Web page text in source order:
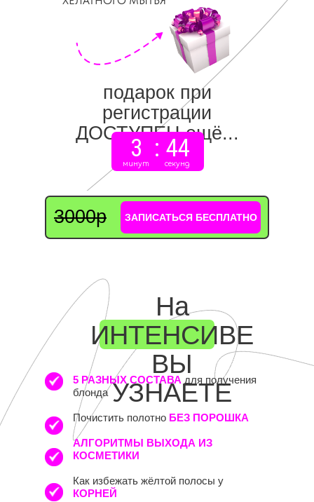
подарок при
регистрации
ДОСТУПЕН ещё...
3
минут
: 44
секунд
3000р ЗАПИСАТЬСЯ БЕСПЛАТНО
5 РАЗНЫХ СОСТАВА для получения
блонда
Почистить полотно БЕЗ ПОРОШКА
АЛГОРИТМЫ ВЫХОДА ИЗ
КОСМЕТИКИ
Как избежать жёлтой полосы у
КОРНЕЙ
На
ИНТЕНСИВЕ
ВЫ
УЗНАЕТЕ